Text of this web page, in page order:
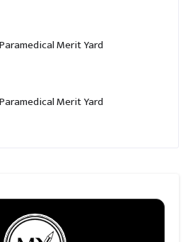
Merit Yard
Merit Yard